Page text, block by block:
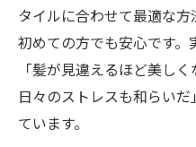
癒やしとヘアケアが
髪と心を癒すト
ヘアカラーと癒
髪に優しい新感
タイルに合わせて最適な方
初めての方でも安心です
「髪が見違えるほど美し
日々のストレスも和らい
ています。